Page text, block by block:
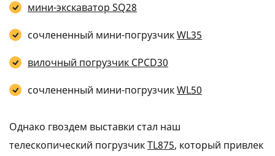
мини-экскаватор SQ28
сочлененный мини-погрузчикWL35
вилочный погрузчик CPCD30
сочлененный мини-погрузчикWL50
Однако гвоздем выставки стал наш
телескопический погрузчикTL875, который привлек